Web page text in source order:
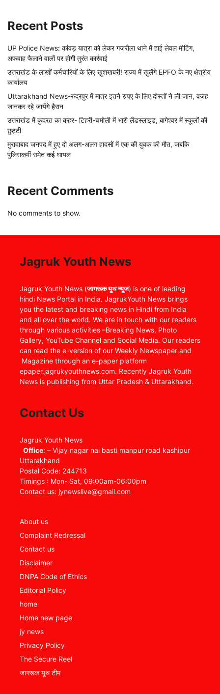
Recent Posts
UP Police News: कांवड़ यात्रा को लेकर गजरौला थाने में हाई लेवल मीटिंग,
अफवाह फैलाने वालों पर होगी तुरंत कार्रवाई
उत्तराखंड के लाखों कर्मचारियों के लिए खुशखबरी! राज्य में खुलेंगे EPFO के नए क्षेत्रीय
कार्यालय
Uttarakhand News-रुद्रपुर में मात्र इतने रुपए के लिए दोस्तों ने ली जान, वजह
जानकर रहे जायेंगे हैरान
उत्तराखंड में कुदरत का कहर- टिहरी-चमोली में भारी लैंडस्लाइड, बागेश्वर में स्कूलों की
छुट्टी
मुरादाबाद जनपद में हुए दो अलग-अलग हादसों में एक की युवक की मौत, जबकि
पुलिसकर्मी समेत कई घायल
Recent Comments
No comments to show.
Jagruk Youth News
Jagruk Youth News (जागरूक यूथ न्यूज) is one of leading
hindi News Portal in India. JagrukYouth News brings
you the latest and breaking news in Hindi from India
and all over the world. We are in touch with our readers
through various activities –Breaking News, Photo
Gallery, YouTube Channel and Social Media. Our readers
can read the e-version of our Weekly Newspaper and
Magazine through an e-paper platform
epaper.jagrukyouthnews.com. Recently Jagruk Youth
News is publishing from Uttar Pradesh & Uttarakhand.
Contact Us
Jagruk Youth News
Office: – Vijay nagar nai basti manpur road kashipur
Uttarakhand
Postal Code: 244713
Timings : Mon- Sat, 09:00am-06:00pm
Contact us: jynewslive@gmail.com
About us
Complaint Redressal
Contact us
Disclaimer
DNPA Code of Ethics
Editorial Policy
home
Home new page
jy news
Privacy Policy
The Secure Reel
जागरूक यूथ टीम